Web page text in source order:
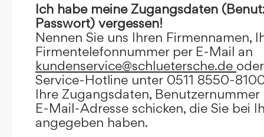
Ich habe meine Zugangsdaten
Passwort) vergessen!
Nennen Sie uns Ihren Firmennamen,
Firmentelefonnummer per E-Mail an
kundenservice@schluetersche.de
Service-Hotline unter 0511 8550-
Ihre Zugangsdaten,
E-Mail-Adresse schicken, die Sie bei
angegeben haben.